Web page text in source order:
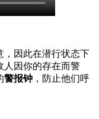
，因此在潜行状态下
人因你的存在而警
警报钟 ，防止他们呼